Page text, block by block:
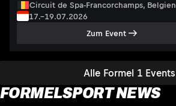
Alle Formel 1 Events
Circuit de Spa-Francorchamps, Belgien
17.–19.07.2026
Zum Event
FORMELSPORT NEWS